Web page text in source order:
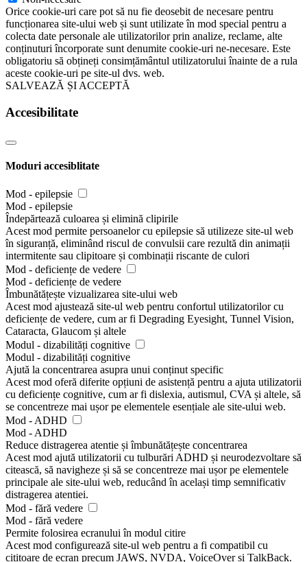
Orice cookie-uri care pot să nu fie deosebit de necesare pentru
funcționarea site-ului web și sunt utilizate în mod special pentru a
colecta date personale ale utilizatorilor prin analize, reclame, alte
conținuturi încorporate sunt denumite cookie-uri ne-necesare. Este
obligatoriu să obțineți consimțământul utilizatorului înainte de a rula
aceste cookie-uri pe site-ul dvs. web.
SALVEAZĂ ȘI ACCEPTĂ
Accesibilitate
Moduri accesiblitate
Mod - epilepsie
Mod - epilepsie
Îndepărtează culoarea și elimină clipirile
Acest mod permite persoanelor cu epilepsie să utilizeze site-ul web
în siguranță, eliminând riscul de convulsii care rezultă din animații
intermitente sau clipitoare și combinații riscante de culori
Mod - deficiențe de vedere
Mod - deficiențe de vedere
Îmbunătățește vizualizarea site-ului web
Acest mod ajustează site-ul web pentru confortul utilizatorilor cu
deficiențe de vedere, cum ar fi Degrading Eyesight, Tunnel Vision,
Cataracta, Glaucom și altele
Modul - dizabilități cognitive
Modul - dizabilități cognitive
Ajută la concentrarea asupra unui conținut specific
Acest mod oferă diferite opțiuni de asistență pentru a ajuta utilizatorii
cu deficiențe cognitive, cum ar fi dislexia, autismul, CVA și altele, să
se concentreze mai ușor pe elementele esențiale ale site-ului web.
Mod - ADHD
Mod - ADHD
Reduce distragerea atentie și îmbunătățește concentrarea
Acest mod ajută utilizatorii cu tulburări ADHD și neurodezvoltare să
citească, să navigheze și să se concentreze mai ușor pe elementele
principale ale site-ului web, reducând în același timp semnificativ
distragerea atentiei.
Mod - fără vedere
Mod - fără vedere
Permite folosirea ecranului în modul citire
Acest mod configurează site-ul web pentru a fi compatibil cu
cititoare de ecran precum JAWS, NVDA, VoiceOver și TalkBack.